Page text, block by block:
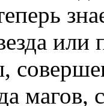
магов,